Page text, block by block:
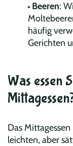
Beeren:
häufig
Gerichten
Was essen
Das
leichten, aber